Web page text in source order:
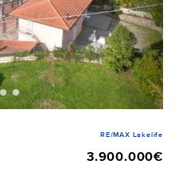
RE/MAX Lakelife
3.900.000€